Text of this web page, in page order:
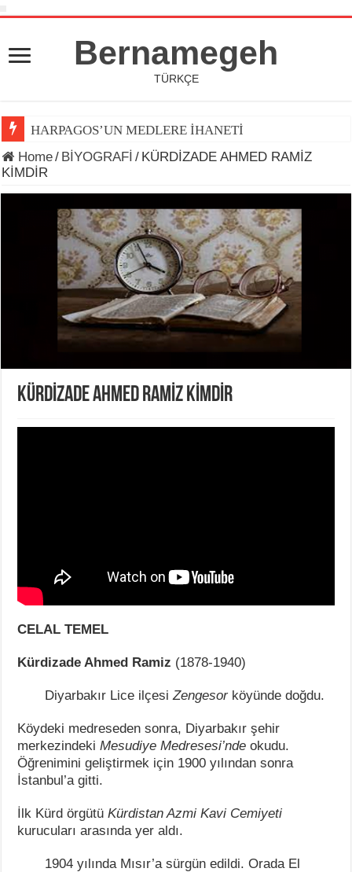
Bernamegeh
TÜRKÇE
HARPAGOS’UN MEDLERE İHANETİ
Home/ BİYOGRAFİ / KÜRDİZADE AHMED RAMİZ
KİMDİR
KÜRDİZADE AHMED RAMİZ KİMDİR
CELAL TEMEL
Kürdizade Ahmed Ramiz (1878-1940)
Diyarbakır Lice ilçesiZengesor köyünde doğdu.
Köydeki medreseden sonra, Diyarbakır şehir
merkezindekiMesudiye Medresesi’nde okudu.
Öğrenimini geliştirmek için 1900 yılından sonra
İstanbul’a gitti.
İlk Kürd örgütüKürdistan Azmi Kavi Cemiyeti
kurucuları arasında yer aldı.
1904 yılında Mısır’a sürgün edildi. Orada El